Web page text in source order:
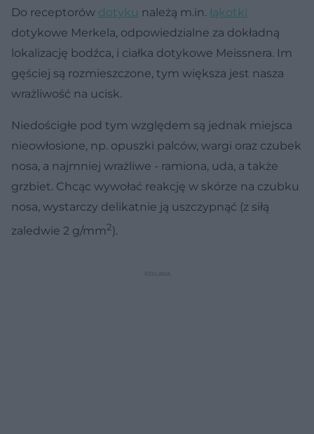
Do receptorów dotyku należą m.in. łąkotki
dotykowe Merkela, odpowiedzialne za dokładną
lokalizację bodźca, i ciałka dotykowe Meissnera. Im
gęściej są rozmieszczone, tym większa jest nasza
wrażliwość na ucisk.
Niedościgłe pod tym względem są jednak miejsca
nieowłosione, np. opuszki palców, wargi oraz czubek
nosa, a najmniej wrażliwe - ramiona, uda, a także
grzbiet. Chcąc wywołać reakcję w skórze na czubku
nosa, wystarczy delikatnie ją uszczypnąć (z siłą
zaledwie 2 g/mm2).